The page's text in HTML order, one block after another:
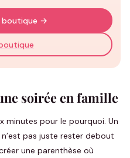
boutique →
soirée en famille
minutes pour le pourquoi. Un
pas juste rester debout
une parenthèse où